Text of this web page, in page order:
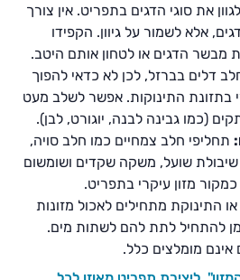
את סוגי הדגים בתפריט. אין צורך
אלא לשמור על גיוון. הקפידו
מבשר הדגים או לטחון אותם היטב.
דלים בברזל, לכן לא כדאי להפוך
בתזונת התינוקות. אפשר לשלב מעט
(כמו גבינה לבנה, יוגורט, לבן).
תחליפי חלב צמחיים כמו חלב סויה,
שועל, משקה שקדים ושומשום
מזון עיקרי בתפריט.
התינוקת מתחילים לאכול מזונות
להתחיל לתת להם לשתות מים.
מומלצים כלל.